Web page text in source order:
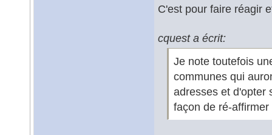
C'est pour faire réagir
cquest a écrit:
Je note toutefois
communes qui
adresses et d'opter
façon de ré-